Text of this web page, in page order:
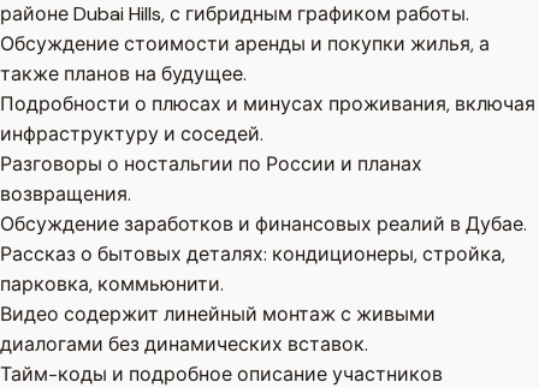
районе Dubai Hills, с гибридным графиком работы.
Обсуждение стоимости аренды и покупки жилья, а
также планов на будущее.
Подробности о плюсах и минусах проживания, включая
инфраструктуру и соседей.
Разговоры о ностальгии по России и планах
возвращения.
Обсуждение заработков и финансовых реалий в Дубае.
Рассказ о бытовых деталях: кондиционеры, стройка,
парковка, коммьюнити.
Видео содержит линейный монтаж с живыми
диалогами без динамических вставок.
Тайм-коды и подробное описание участников